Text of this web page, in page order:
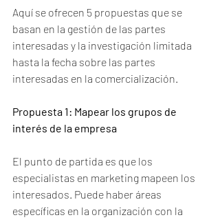
Aquí se ofrecen 5 propuestas que se
basan en la gestión de las partes
interesadas y la investigación limitada
hasta la fecha sobre las partes
interesadas en la comercialización.
Propuesta 1: Mapear los grupos de
interés de la empresa
El punto de partida es que los
especialistas en marketing mapeen los
interesados. Puede haber áreas
específicas en la organización con la